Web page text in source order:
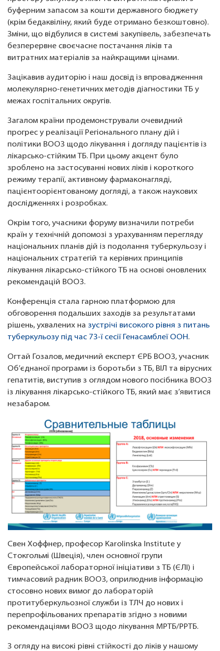
буферним запасом за кошти державного бюджету
(крім бедаквіліну, який буде отримано безкоштовно).
Зміни, що відбулися в системі закупівель, забезпечать
безперервне своєчасне постачання ліків та
витратних матеріалів за найкращими цінами.
Зацікавив аудиторію і наш досвід із впровадженння
молекулярно-генетичних методів діагностики ТБ у
межах госпітальних округів.
Загалом країни продемонстрували очевидний
прогрес у реалізації Регіонального плану дій і
політики ВООЗ щодо лікування і догляду пацієнтів із
лікарсько-стійким ТБ. При цьому акцент було
зроблено на застосуванні нових ліків і короткого
режиму терапії, активному фармаконагляді,
пацієнтоорієнтованому догляді, а також наукових
дослідженнях і розробках.
Окрім того, учасники форуму визначили потреби
країн у технічній допомозі з урахуванням перегляду
національних планів дій із подолання туберкульозу і
національних стратегій та керівних принципів
лікування лікарсько-стійкого ТБ на основі оновлених
рекомендацій ВООЗ.
Конференція стала гарною платформою для
обговорення подальших заходів за результатами
рішень, ухвалених на зустрічі високого рівня з питань
туберкульозу під час 73-ї сесії Генасамблеї ООН.
Огтай Гозалов, медичний експерт ЄРБ ВООЗ, учасник
Об’єднаної програми із боротьби з ТБ, ВІЛ та вірусних
гепатитів, виступив з оглядом нового посібника ВООЗ
із лікування лікарсько-стійкого ТБ, який має з’явитися
незабаром.
Свен Хоффнер, професор Karolinska Institute у
Стокгольмі (Швеція), член основної групи
Європейської лабораторної ініціативи з ТБ (ЄЛІ) і
тимчасовий радник ВООЗ, оприлюднив інформацію
стосовно нових вимог до лабораторій
протитуберкульозної служби із ТЛЧ до нових і
перепрофільованих препаратів згідно з новими
рекомендаціями ВООЗ щодо лікування МРТБ/РРТБ.
З огляду на високі рівні стійкості до ліків у нашому